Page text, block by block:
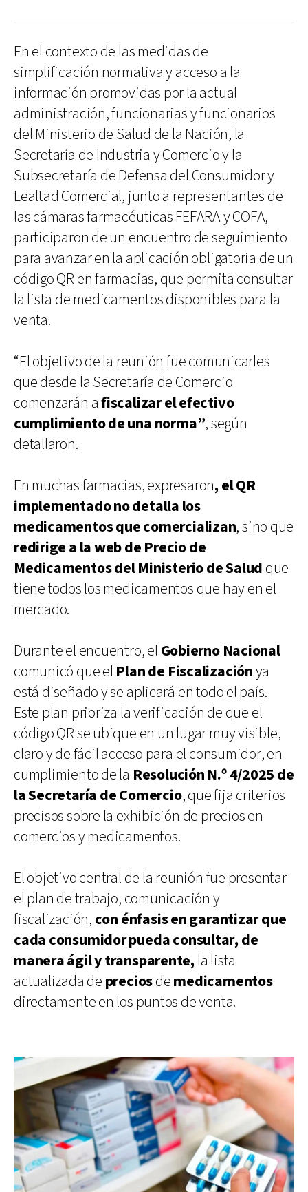
En el contexto de las medidas de
simplificación normativa y acceso a la
información promovidas por la actual
administración, funcionarias y funcionarios
del Ministerio de Salud de la Nación, la
Secretaría de Industria y Comercio y la
Subsecretaría de Defensa del Consumidor y
Lealtad Comercial, junto a representantes de
las cámaras farmacéuticas FEFARA y COFA,
participaron de un encuentro de seguimiento
para avanzar en la aplicación obligatoria de un
código QR en farmacias, que permita consultar
la lista de medicamentos disponibles para la
venta.
“El objetivo de la reunión fue comunicarles
que desde la Secretaría de Comercio
comenzarán afiscalizar el efectivo
cumplimiento de una norma”, según
detallaron.
En muchas farmacias, expresaron, el QR
implementado no detalla los
medicamentos que comercializan, sino que
redirige a la web de Precio de
Medicamentos del Ministerio de Salud que
tiene todos los medicamentos que hay en el
mercado.
Durante el encuentro, el Gobierno Nacional
comunicó que el Plan de Fiscalizaciónya
está diseñado y se aplicará en todo el país.
Este plan prioriza la verificación de que el
código QR se ubique en un lugar muy visible,
claro y de fácil acceso para el consumidor, en
cumplimiento de la Resolución N.º 4/2025 de
la Secretaría de Comercio, que fija criterios
precisos sobre la exhibición de precios en
comercios y medicamentos.
El objetivo central de la reunión fue presentar
el plan de trabajo, comunicación y
fiscalización, con énfasis en garantizar que
cada consumidor pueda consultar, de
manera ágil y transparente,la lista
actualizada de preciosdemedicamentos
directamente en los puntos de venta.